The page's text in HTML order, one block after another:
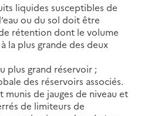
liquides susceptibles de
ou du sol doit être
rétention dont le volume
la plus grande des deux
plus grand réservoir ;
des réservoirs associés.
munis de jauges de niveau et
de limiteurs de